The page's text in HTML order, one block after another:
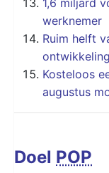
werknemer
Ruim helft
Kosteloos
augustus
Doel POP